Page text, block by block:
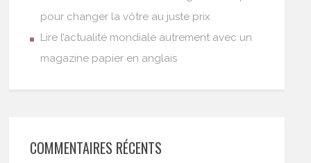
pour changer la vôtre au juste prix
Lire l’actualité mondiale autrement avec un
magazine papier en anglais
COMMENTAIRES RÉCENTS